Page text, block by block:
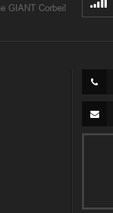
GIANT Corbeil